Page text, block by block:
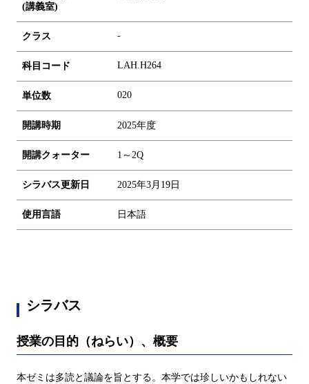
(講義室)
クラス -
科目コード LAH.H264
単位数 020
開講時期 2025年度
開講クォーター 1～2Q
シラバス更新日 2025年3月19日
使用言語 日本語
シラバス
授業の目的（ねらい）、概要
本ゼミは多読と議論を旨とする。本学では珍しいかもしれない